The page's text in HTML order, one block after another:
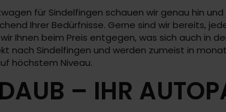
für Sindelfingen schauen wir genau hin
Ihrer Bedürfnisse. Gerne sind wir bereits,
Ihnen beim Preis entgegen, was sich auch in
nach Sindelfingen und werden zumeist in
höchstem Niveau.
– IHR